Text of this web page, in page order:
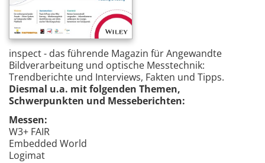
inspect - das führende Magazin für Angewandte
Bildverarbeitung und optische Messtechnik:
Trendberichte und Interviews, Fakten und Tipps.
Diesmal u.a. mit folgenden Themen,
Schwerpunkten und Messeberichten:
Messen:
W3+ FAIR
Embedded World
Logimat